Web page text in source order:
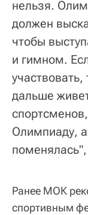
нельзя.
должен
чтобы
и гимном.
дальше
Олимпиаду, а
Ранее МОК
спортивным